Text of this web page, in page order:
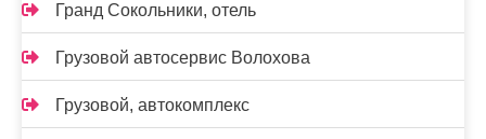
Гранд Сокольники, отель
Грузовой автосервис Волохова
Грузовой, автокомплекс